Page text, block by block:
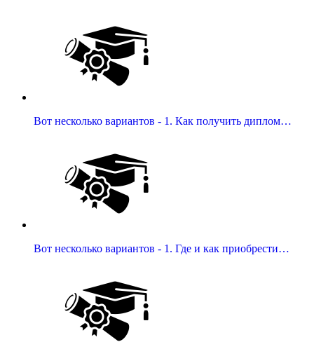
Вот несколько вариантов - 1. Как получить диплом…
Вот несколько вариантов - 1. Где и как приобрести…